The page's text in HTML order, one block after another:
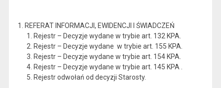
1. REFERAT INFORMACJI, EWIDENCJI I ŚWIADCZEŃ
Rejestr – Decyzje wydane w trybie art. 132 KPA.
Rejestr – Decyzje wydane w trybie art. 155 KPA.
Rejestr – Decyzje wydane w trybie art. 154 KPA.
Rejestr – Decyzje wydane w trybie art. 145 KPA .
Rejestr odwołań od decyzji Starosty.